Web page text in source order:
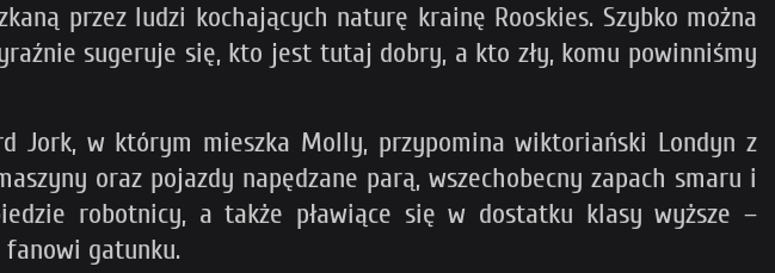
przez ludzi kochających naturę krainę Rooskies. Szybko można
sugeruje się, kto jest tutaj dobry, a kto zły, komu powinniśmy
Jork, w którym mieszka Molly, przypomina wiktoriański Londyn z
oraz pojazdy napędzane parą, wszechobecny zapach smaru i
robotnicy, a także pławiące się w dostatku klasy wyższe –
gatunku.